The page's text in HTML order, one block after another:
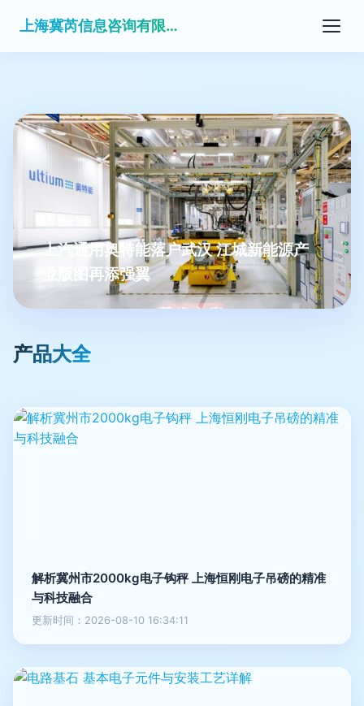
上海冀芮信息咨询有限公司
上汽通用奥特能落户武汉 江城新能源产
业版图再添强翼
产品大全
解析冀州市2000kg电子钩秤 上海恒刚电子吊磅的精准
与科技融合
更新时间：2026-08-10 16:34:11